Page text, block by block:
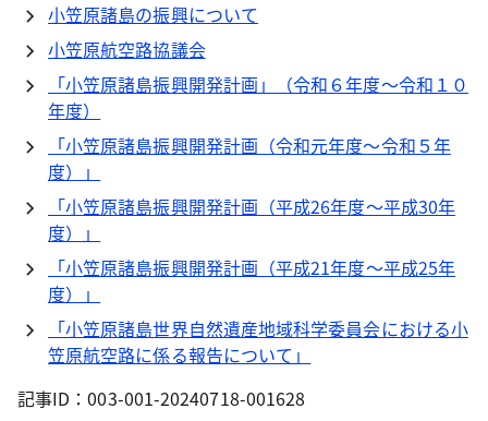
小笠原諸島の振興について
小笠原航空路協議会
「小笠原諸島振興開発計画」（令和６年度～令和１０
年度）
「小笠原諸島振興開発計画（令和元年度～令和５年
度）」
「小笠原諸島振興開発計画（平成26年度～平成30年
度）」
「小笠原諸島振興開発計画（平成21年度～平成25年
度）」
「小笠原諸島世界自然遺産地域科学委員会における小
笠原航空路に係る報告について」
記事ID：003-001-20240718-001628